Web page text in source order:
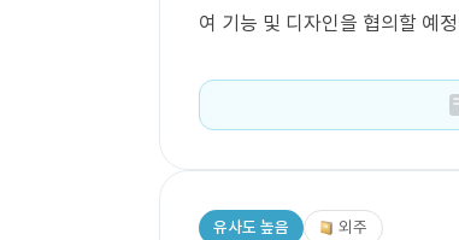
여 기능 및 디자인을 협의할 예
유사도 높음 외주